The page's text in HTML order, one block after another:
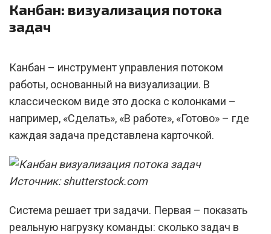
Канбан: визуализация потока
задач
Канбан – инструмент управления потоком
работы, основанный на визуализации. В
классическом виде это доска с колонками –
например, «Сделать», «В работе», «Готово» – где
каждая задача представлена карточкой.
Источник: shutterstock.com
Система решает три задачи. Первая – показать
реальную нагрузку команды: сколько задач в